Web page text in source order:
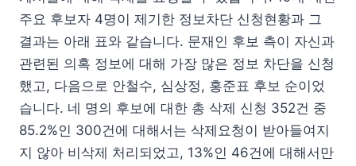
주요 후보자 4명이 제기한 정보차단 신청현황과 그
결과는 아래 표와 같습니다. 문재인 후보 측이 자신과
관련된 의혹 정보에 대해 가장 많은 정보 차단을 신청
했고, 다음으로 안철수, 심상정, 홍준표 후보 순이었
습니다. 네 명의 후보에 대한 총 삭제 신청 352건 중
85.2%인 300건에 대해서는 삭제요청이 받아들여지
지 않아 비삭제 처리되었고, 13%인 46건에 대해서만